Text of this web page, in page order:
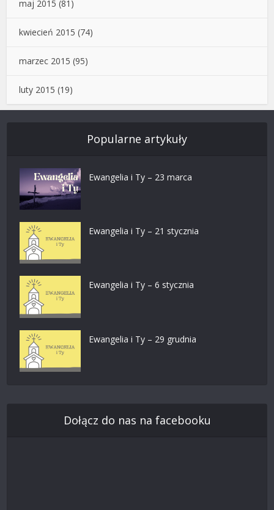
maj 2015 (81)
kwiecień 2015 (74)
marzec 2015 (95)
luty 2015 (19)
Popularne artykuły
Ewangelia i Ty – 23 marca
Ewangelia i Ty – 21 stycznia
Ewangelia i Ty – 6 stycznia
Ewangelia i Ty – 29 grudnia
Dołącz do nas na facebooku